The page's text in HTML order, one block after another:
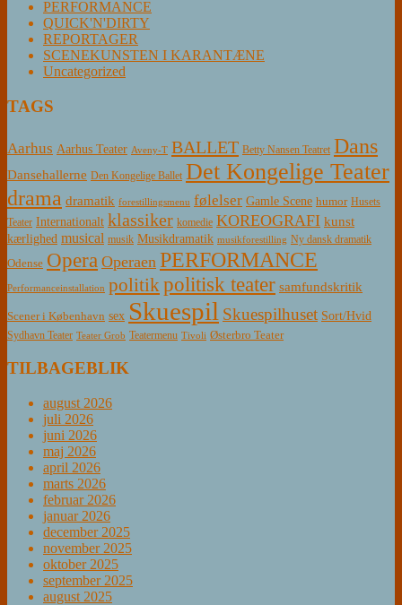
PERFORMANCE
QUICK'N'DIRTY
REPORTAGER
SCENEKUNSTEN I KARANTÆNE
Uncategorized
TAGS
Aarhus Aarhus Teater Aveny-T BALLET Betty Nansen Teatret Dans
Dansehallerne Den Kongelige Ballet Det Kongelige Teater
drama dramatik forestillingsmenu følelser Gamle Scene humor Husets
Teater Internationalt klassiker komedie KOREOGRAFI kunst
kærlighed musical musik Musikdramatik musikforestilling Ny dansk dramatik
Odense Opera Operaen PERFORMANCE
Performanceinstallation politik politisk teater samfundskritik
Scener i København sex Skuespil Skuespilhuset Sort/Hvid
Sydhavn Teater Teater Grob Teatermenu Tivoli Østerbro Teater
TILBAGEBLIK
august 2026
juli 2026
juni 2026
maj 2026
april 2026
marts 2026
februar 2026
januar 2026
december 2025
november 2025
oktober 2025
september 2025
august 2025